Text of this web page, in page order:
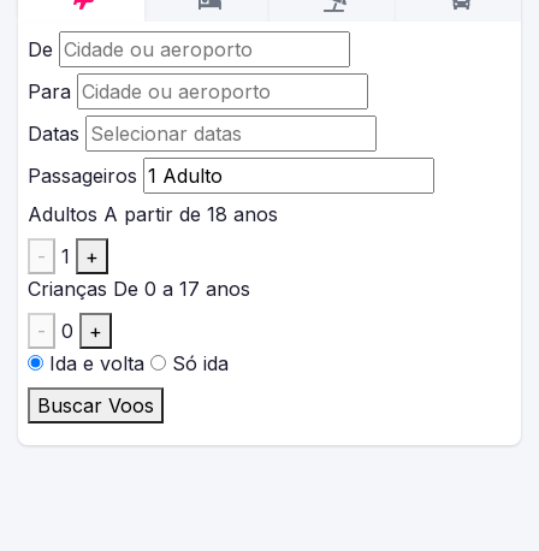
De
Para
Datas
Passageiros
Adultos A partir de 18 anos
-
1
+
Crianças De 0 a 17 anos
-
0
+
Ida e volta
Só ida
Buscar Voos